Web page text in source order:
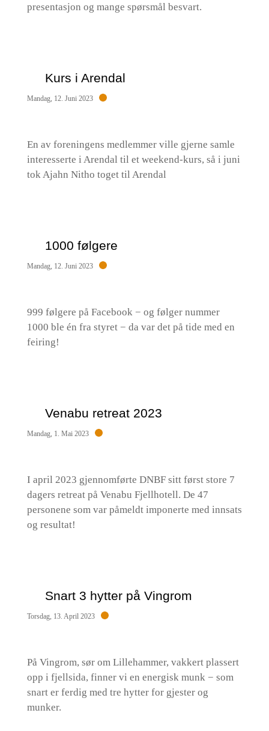
presentasjon og mange spørsmål besvart.
Kurs i Arendal
Mandag, 12. Juni 2023
En av foreningens medlemmer ville gjerne samle
interesserte i Arendal til et weekend-kurs, så i juni
tok Ajahn Nitho toget til Arendal
1000 følgere
Mandag, 12. Juni 2023
999 følgere på Facebook − og følger nummer
1000 ble én fra styret − da var det på tide med en
feiring!
Venabu retreat 2023
Mandag, 1. Mai 2023
I april 2023 gjennomførte DNBF sitt først store 7
dagers retreat på Venabu Fjellhotell. De 47
personene som var påmeldt imponerte med innsats
og resultat!
Snart 3 hytter på Vingrom
Torsdag, 13. April 2023
På Vingrom, sør om Lillehammer, vakkert plassert
opp i fjellsida, finner vi en energisk munk − som
snart er ferdig med tre hytter for gjester og
munker.